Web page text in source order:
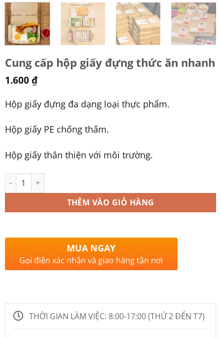
Cung cấp hộp giấy đựng thức ăn nhanh
1.600₫
Hộp giấy đựng đa dạng loại thực phẩm.
Hộp giấy PE chống thấm.
Hộp giấy thân thiện với môi trường.
Số lượng
THÊM VÀO GIỎ HÀNG
MUA NGAY
Gọi điện xác nhận và giao hàng tận nơi
THỜI GIAN LÀM VIỆC: 8:00-17:00 (THỨ 2 ĐẾN T7)